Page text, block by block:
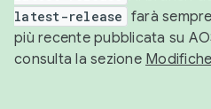
latest-release farà
più recente pubblicata su
consulta la sezione